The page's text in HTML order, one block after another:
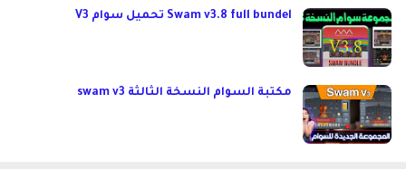
Swam v3.8 full bundel تحميل سوام V3
مكتبة السوام النسخة الثالثة swam v3